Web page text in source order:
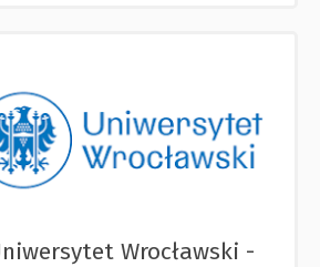
Wrocławski -